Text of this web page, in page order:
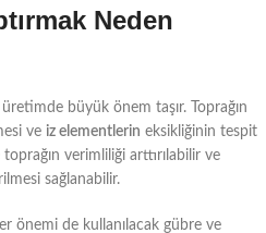
Neden
büyük önem taşır. Toprağın
ve iz elementlerin eksikliğinin tespit
verimliliği arttırılabilir ve
sağlanabilir.
önemi de kullanılacak gübre ve